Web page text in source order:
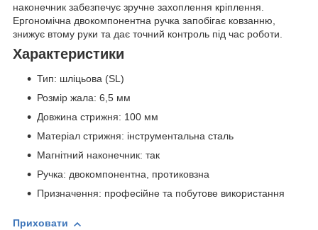
наконечник забезпечує зручне захоплення кріплення.
Ергономічна двокомпонентна ручка запобігає ковзанню,
знижує втому руки та дає точний контроль під час роботи.
Характеристики
Тип: шліцьова (SL)
Розмір жала: 6,5 мм
Довжина стрижня: 100 мм
Матеріал стрижня: інструментальна сталь
Магнітний наконечник: так
Ручка: двокомпонентна, протиковзна
Призначення: професійне та побутове використання
Приховати